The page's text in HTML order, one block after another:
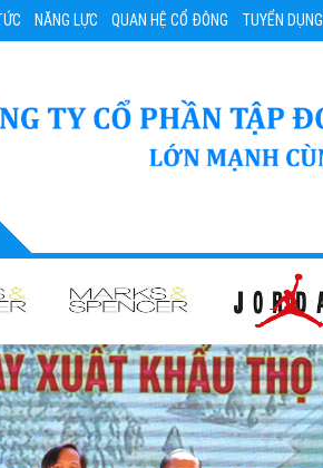
NĂNG LỰC QUAN HỆ CỔ ĐÔNG TUYỂN DỤNG